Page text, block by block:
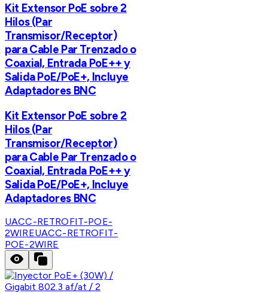
Kit Extensor PoE sobre 2
Hilos (Par
Transmisor/Receptor)
para Cable Par Trenzado o
Coaxial, Entrada PoE++ y
Salida PoE/PoE+, Incluye
Adaptadores BNC
Kit Extensor PoE sobre 2
Hilos (Par
Transmisor/Receptor)
para Cable Par Trenzado o
Coaxial, Entrada PoE++ y
Salida PoE/PoE+, Incluye
Adaptadores BNC
UACC-RETROFIT-POE-
2WIREUACC-RETROFIT-
POE-2WIRE